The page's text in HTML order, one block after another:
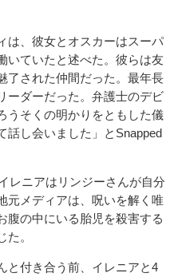
、彼女とオスカーはスーパ
いていたと述べた。彼らは友
了された仲間だった。最年長
ーダーだった。弁護士のデビ
うそくの明かりをともした儀
話し会いました」とSnapped
レニアはリンジーさんが自分
元メディアは、呪いを解く唯
腹の中にいる胎児を殺害する
。
付き合う前、イレニアと4